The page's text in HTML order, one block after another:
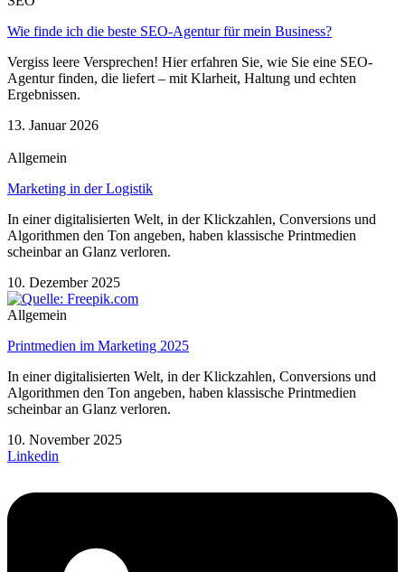
Wie finde ich die beste SEO-Agentur für mein Business?
Vergiss leere Versprechen! Hier erfahren Sie, wie Sie eine SEO-
Agentur finden, die liefert – mit Klarheit, Haltung und echten
Ergebnissen.
13. Januar 2026
Allgemein
Marketing in der Logistik
In einer digitalisierten Welt, in der Klickzahlen, Conversions und
Algorithmen den Ton angeben, haben klassische Printmedien
scheinbar an Glanz verloren.
10. Dezember 2025
Allgemein
Printmedien im Marketing 2025
In einer digitalisierten Welt, in der Klickzahlen, Conversions und
Algorithmen den Ton angeben, haben klassische Printmedien
scheinbar an Glanz verloren.
10. November 2025
Linkedin